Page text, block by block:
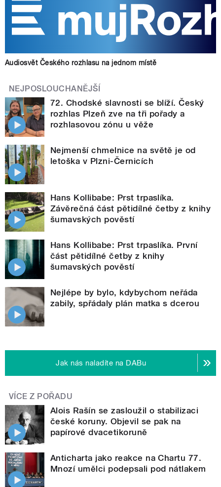
Audiosvět Českého rozhlasu na jednom místě
NEJPOSLOUCHANĚJŠÍ
72. Chodské slavnosti se blíží. Český
rozhlas Plzeň zve na tři pořady a
rozhlasovou zónu u věže
Nejmenší chmelnice na světě je od
letoška v Plzni-Černicích
Hans Kollibabe: Prst trpaslíka.
Závěrečná část pětidílné četby z knihy
šumavských pověstí
Hans Kollibabe: Prst trpaslíka. První
část pětidílné četby z knihy
šumavských pověstí
Nejlépe by bylo, kdybychom neřáda
zabily, spřádaly plán matka s dcerou
Jak nás naladíte na DABu
VÍCE Z POŘADU
Alois Rašín se zasloužil o stabilizaci
české koruny. Objevil se pak na
papírové dvacetikoruně
Anticharta jako reakce na Chartu 77.
Mnozí umělci podepsali pod nátlakem